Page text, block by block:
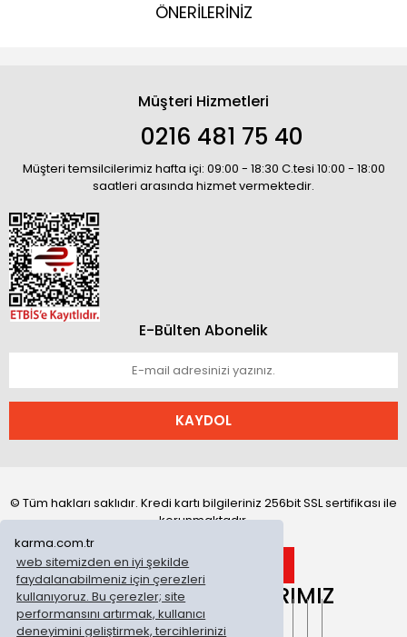
karma.com.tr
web sitemizden en iyi şekilde
faydalanabilmeniz için çerezleri
kullanıyoruz. Bu çerezler; site
performansını artırmak, kullanıcı
deneyimini geliştirmek, tercihlerinizi
ÖNERİLERİNİZ
Müşteri Hizmetleri
0216 481 75 40
Müşteri temsilcilerimiz hafta içi: 09:00 - 18:30 C.tesi 10:00 - 18:00
saatleri arasında hizmet vermektedir.
E-Bülten Abonelik
KAYDOL
© Tüm hakları saklıdır. Kredi kartı bilgileriniz 256bit SSL sertifikası ile
korunmaktadır.
ONLİNE MAĞAZALARIMIZ